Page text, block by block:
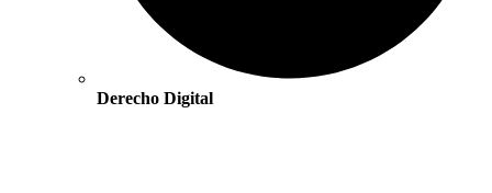
Derecho Digital